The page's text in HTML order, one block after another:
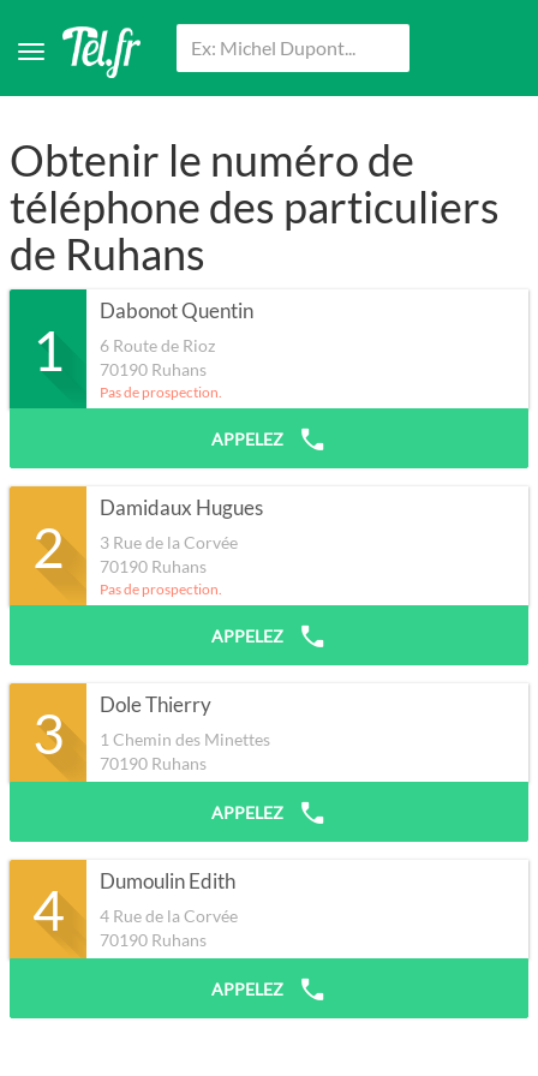
Obtenir le numéro de
téléphone des particuliers
de Ruhans
1
Dabonot Quentin
6 Route de Rioz
70190 Ruhans
Pas de prospection.
APPELEZ
2
Damidaux Hugues
3 Rue de la Corvée
70190 Ruhans
Pas de prospection.
APPELEZ
3 Dole Thierry
1 Chemin des Minettes
70190 Ruhans
APPELEZ
4 Dumoulin Edith
4 Rue de la Corvée
70190 Ruhans
APPELEZ